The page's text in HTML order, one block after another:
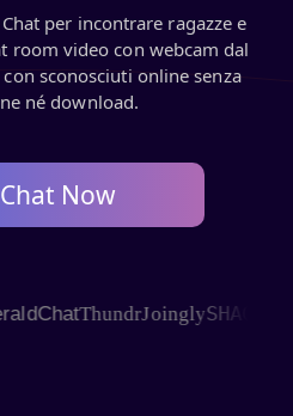
per incontrare ragazze e
room video con webcam dal
sconosciuti online senza
né download.
Now
ThundrJoinglySHAGLE